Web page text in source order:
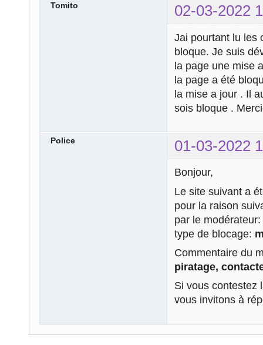
Tomito 02-03-2022
Jai pourtant lu les
bloque. Je suis
la page une mise
la page a été
la mise a jour . Il
sois bloque .
Police 01-03-2022
Bonjour,
Le site suivant a
pour la raison
par le modérateur:
type de blocage:
Commentaire du
piratage,
Si vous contestez
vous invitons à